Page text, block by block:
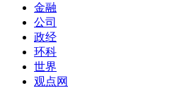
金融
公司
政经
环科
世界
观点网